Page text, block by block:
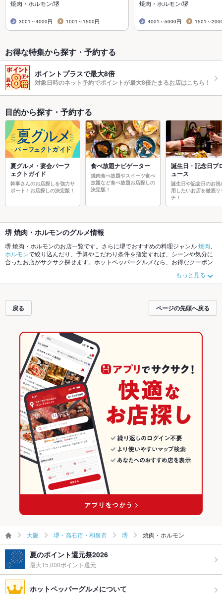
焼肉・ホルモン/堺
3001～4000円 1001～1500円
焼肉・ホルモン/堺
4001～5000円 1501～
お得な特集から探す・予約する
ポイントプラスで最大8倍
対象日時のネット予約でポイントが最大8倍たまるお店はこちら！
目的から探す・予約する
夏グルメ・宴会パーフ
ェクトガイド
幹事さんのお店探しを強力サ
ポート！お店探しの決定版！
食べ放題ナビゲーター
焼肉食べ放題やスイーツ食べ
放題など食べ放題お店探しの
決定版！
誕生日・記念日プ
ュース
誕生日や記念日のお祝
用したいお店を徹底リ
チ！
堺 焼肉・ホルモンのグルメ情報
堺 焼肉・ホルモンのお店一覧です。さらに堺でおすすめの料理ジャンル焼肉
ホルモンで絞り込んだり、予算やこだわり条件を指定すれば、シーンや気分に
合ったお店がサクサク探せます。ホットペッパーグルメなら、お得なクーポン
店の最新情報をご紹介しているので安心！24時間使える簡単便利なネット予約
が使えるお店も拡大中です。友達どうしの飲み会にも、会社の宴会にも、デー
もっと見る
戻る ページの先頭へ戻る
大阪 堺・高石市・和泉市 堺 焼肉・ホルモン
夏のポイント還元祭2026
最大15,000ポイント還元
ホットペッパーグルメについて